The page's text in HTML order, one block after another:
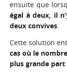
ensuite que
égal à deux, il
deux convives
Cette solution
cas où le
plus grande part